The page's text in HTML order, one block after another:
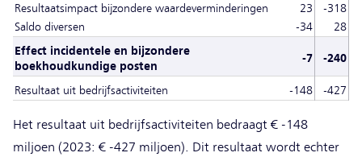
Resultaatsimpact bijzondere waardeverminderingen
23
-318
Saldo diversen
-34
28
Effect incidentele en bijzondere
boekhoudkundige posten
-7 -240
Resultaat uit bedrijfsactiviteiten -148 -427
Het resultaat uit bedrijfsactiviteiten bedraagt € -148
miljoen (2023: € -427 miljoen). Dit resultaat wordt echter